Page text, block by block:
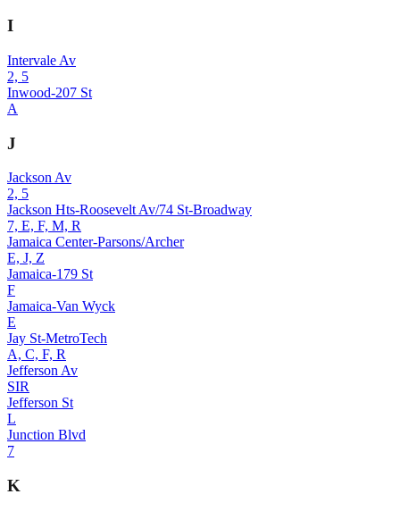
I
Intervale Av
2, 5
Inwood-207 St
A
J
Jackson Av
2, 5
Jackson Hts-Roosevelt Av/74 St-Broadway
7, E, F, M, R
Jamaica Center-Parsons/Archer
E, J, Z
Jamaica-179 St
F
Jamaica-Van Wyck
E
Jay St-MetroTech
A, C, F, R
Jefferson Av
SIR
Jefferson St
L
Junction Blvd
7
K